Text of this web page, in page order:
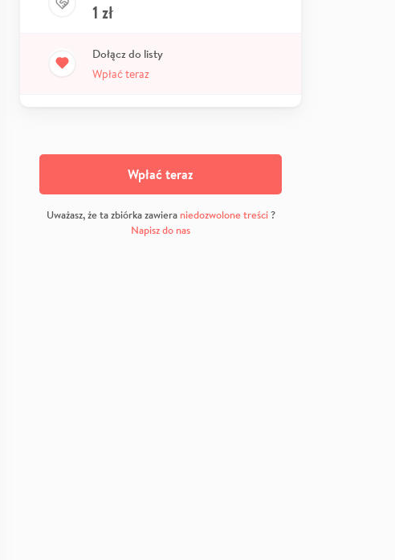
1 zł
Dołącz do listy
Wpłać teraz
Wpłać teraz
Uważasz, że ta zbiórka zawiera niedozwolone treści?
Napisz do nas